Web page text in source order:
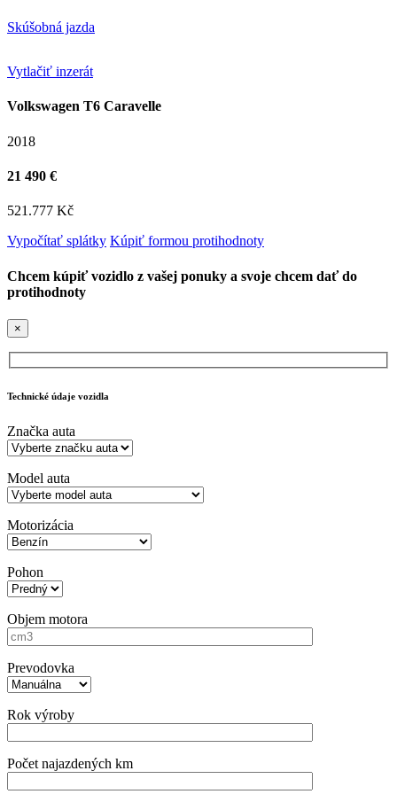
Skúšobná jazda
Vytlačiť inzerát
Volkswagen T6 Caravelle
2018
21 490 €
521.777 Kč
Vypočítať splátky Kúpiť formou protihodnoty
Chcem kúpiť vozidlo z vašej ponuky a svoje chcem dať do
protihodnoty
×
Technické údaje vozidla
Značka auta
Model auta
Motorizácia
Pohon
Objem motora
Prevodovka
Rok výroby
Počet najazdených km